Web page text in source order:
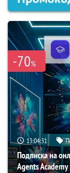
-70%
13:04:30
Подписка на
Agents Academy